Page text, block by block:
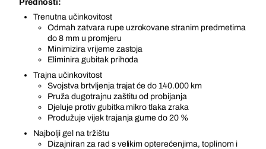
Prednosti:
Trenutna učinkovitost
Odmah zatvara rupe uzrokovane stranim predmetima
do 8 mm u promjeru
Minimizira vrijeme zastoja
Eliminira gubitak prihoda
Trajna učinkovitost
Svojstva brtvljenja trajat će do 140.000 km
Pruža dugotrajnu zaštitu od probijanja
Djeluje protiv gubitka mikro tlaka zraka
Produžuje vijek trajanja gume do 20 %
Najbolji gel na tržištu
Dizajniran za rad s velikim opterećenjima, toplinom i